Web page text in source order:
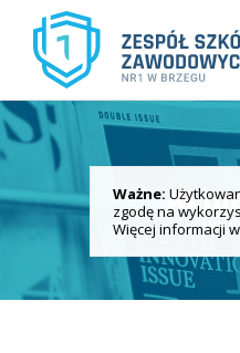
Ważne:
zgodę na
Więcej informacji w
i